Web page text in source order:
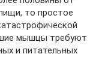
то простое
мышцы требуют
и питательных